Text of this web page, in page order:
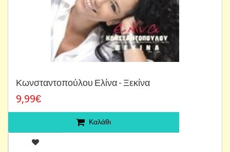
Κωνσταντοπούλου Ελίνα - Ξεκίνα
9,99€
Καλάθι